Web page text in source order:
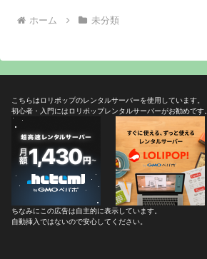
ホーム 未分類
こちらはロリポップのレンタルサーバーを使用しています。
初心者・入門にはロリポップレンタルサーバーがお勧めです。
ちなみにこの広告は自主的に表示しています。
自動挿入ではないので安心してください。